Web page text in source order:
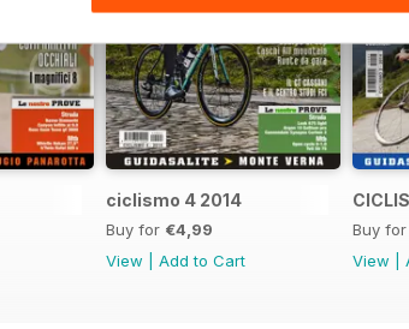
ciclismo 4 2014
Buy for €4,99
View
Add to Cart
Buy for
View